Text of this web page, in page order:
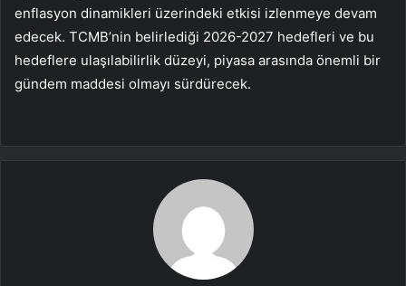
enflasyon dinamikleri üzerindeki etkisi izlenmeye devam
edecek. TCMB’nin belirlediği 2026-2027 hedefleri ve bu
hedeflere ulaşılabilirlik düzeyi, piyasa arasında önemli bir
gündem maddesi olmayı sürdürecek.